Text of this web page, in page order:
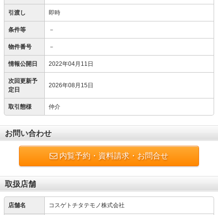
引渡し 即時
条件等 －
物件番号 －
情報公開日 2022年04月11日
次回更新予
定日
2026年08月15日
取引態様 仲介
お問い合わせ
内覧予約・資料請求・お問合せ
取扱店舗
店舗名 コスゲトチタテモノ株式会社